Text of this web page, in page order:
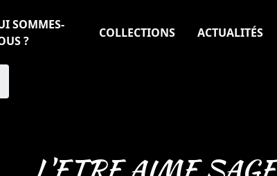
SOMMES-
?
COLLECTIONS ACTUALITÉS